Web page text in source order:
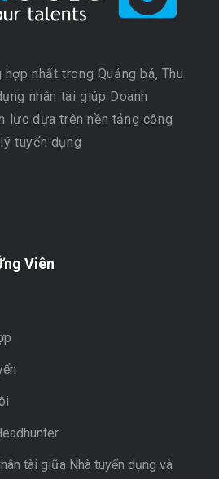
nhất trong Quảng bá, Thu
nhân tài giúp Doanh
lực dựa trên nền tảng công
tuyển dụng
Viên
tài giữa Nhà tuyển dụng và